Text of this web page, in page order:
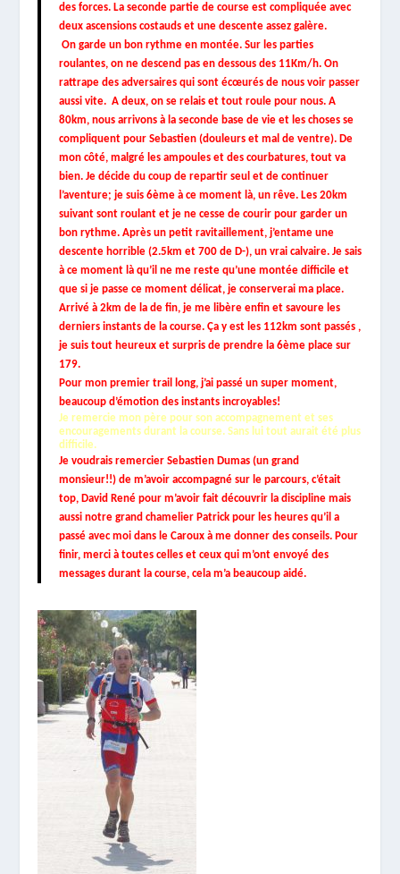
des forces. La seconde partie de course est compliquée avec
deux ascensions costauds et une descente assez galère.
On garde un bon rythme en montée. Sur les parties
roulantes, on ne descend pas en dessous des 11Km/h. On
rattrape des adversaires qui sont écœurés de nous voir passer
aussi vite. A deux, on se relais et tout roule pour nous. A
80km, nous arrivons à la seconde base de vie et les choses se
compliquent pour Sebastien (douleurs et mal de ventre). De
mon côté, malgré les ampoules et des courbatures, tout va
bien. Je décide du coup de repartir seul et de continuer
l’aventure; je suis 6ème à ce moment là, un rêve. Les 20km
suivant sont roulant et je ne cesse de courir pour garder un
bon rythme. Après un petit ravitaillement, j’entame une
descente horrible (2.5km et 700 de D-), un vrai calvaire. Je sais
à ce moment là qu’il ne me reste qu’une montée difficile et
que si je passe ce moment délicat, je conserverai ma place.
Arrivé à 2km de la de fin, je me libère enfin et savoure les
derniers instants de la course. Ça y est les 112km sont passés ,
je suis tout heureux et surpris de prendre la 6ème place sur
179.
Pour mon premier trail long, j’ai passé un super moment,
beaucoup d’émotion des instants incroyables!
Je remercie mon père pour son accompagnement et ses
encouragements durant la course. Sans lui tout aurait été plus
difficile.
Je voudrais remercier Sebastien Dumas (un grand
monsieur!!) de m’avoir accompagné sur le parcours, c’était
top, David René pour m’avoir fait découvrir la discipline mais
aussi notre grand chamelier Patrick pour les heures qu’il a
passé avec moi dans le Caroux à me donner des conseils. Pour
finir, merci à toutes celles et ceux qui m’ont envoyé des
messages durant la course, cela m’a beaucoup aidé.